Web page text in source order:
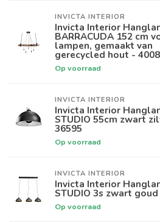
INVICTA INTERIOR
Invicta Interior
BARRACUDA 152 cm
lampen, gemaakt van
gerecycled hout -
Op voorraad
INVICTA INTERIOR
Invicta Interior
STUDIO 55cm zwart
36595
Op voorraad
INVICTA INTERIOR
Invicta Interior
STUDIO 3s zwart
Op voorraad